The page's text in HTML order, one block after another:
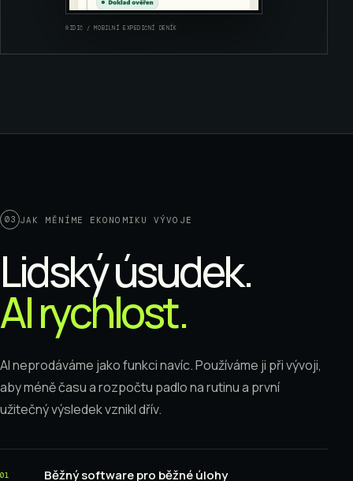
ŘIDIČ / MOBILNÍ EXPEDIČNÍ DENÍK
03 JAK MĚNÍME EKONOMIKU VÝVOJE
Lidský úsudek.
AI rychlost.
AI neprodáváme jako funkci navíc. Používáme ji při vývoji,
aby méně času a rozpočtu padlo na rutinu a první
užitečný výsledek vznikl dřív.
01 Běžný software pro běžné úlohy